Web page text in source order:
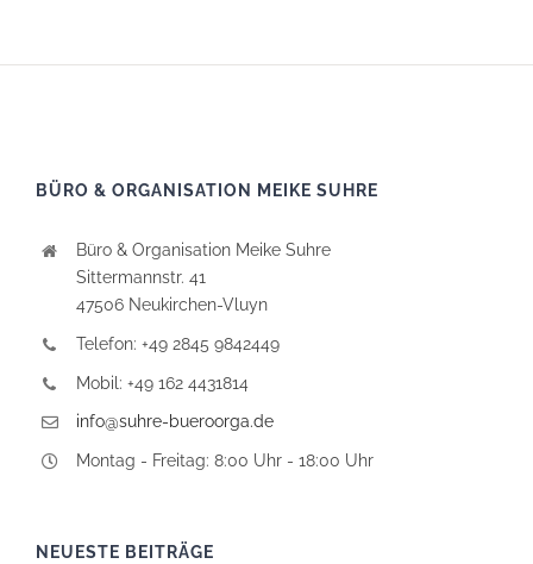
BÜRO & ORGANISATION MEIKE SUHRE
Büro & Organisation Meike Suhre
Sittermannstr. 41
47506 Neukirchen-Vluyn
Telefon: +49 2845 9842449
Mobil: +49 162 4431814
info@suhre-bueroorga.de
Montag - Freitag: 8:00 Uhr - 18:00 Uhr
NEUESTE BEITRÄGE